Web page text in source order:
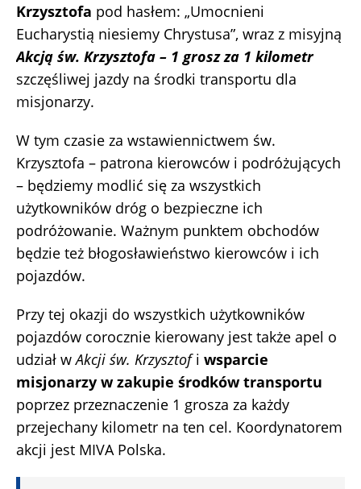
Krzysztofa pod hasłem: „Umocnieni
Eucharystią niesiemy Chrystusa”, wraz z misyjną
Akcją św. Krzysztofa – 1 grosz za 1 kilometr
szczęśliwej jazdy na środki transportu dla
misjonarzy.
W tym czasie za wstawiennictwem św.
Krzysztofa – patrona kierowców i podróżujących
– będziemy modlić się za wszystkich
użytkowników dróg o bezpieczne ich
podróżowanie. Ważnym punktem obchodów
będzie też błogosławieństwo kierowców i ich
pojazdów.
Przy tej okazji do wszystkich użytkowników
pojazdów corocznie kierowany jest także apel o
udział wAkcji św. Krzysztofi wsparcie
misjonarzy w zakupie środków transportu
poprzez przeznaczenie 1 grosza za każdy
przejechany kilometr na ten cel. Koordynatorem
akcji jest MIVA Polska.